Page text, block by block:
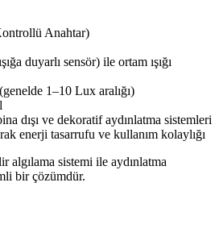
Anahtar)
duyarlı sensör) ile ortam ışığı
1–10 Lux aralığı)
dışı ve dekoratif aydınlatma sistemleri
enerji tasarrufu ve kullanım kolaylığı
algılama sistemi ile aydınlatma
bir çözümdür.